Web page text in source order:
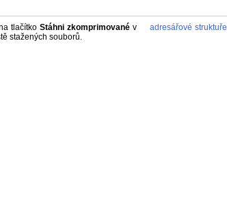
tlačítko Stáhni zkomprimované v adresářové struktuře
stažených souborů.